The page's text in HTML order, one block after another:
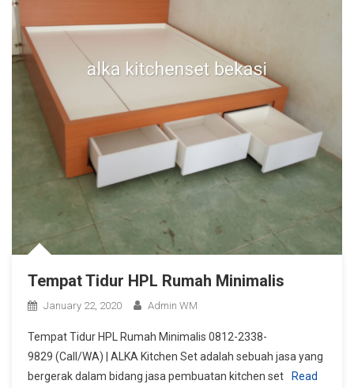
Tempat Tidur HPL Rumah Minimalis
January 22, 2020 Admin WM
Tempat Tidur HPL Rumah Minimalis 0812-2338-
9829 (Call/WA) | ALKA Kitchen Set adalah sebuah jasa yang
bergerak dalam bidang jasa pembuatan kitchen set
Read